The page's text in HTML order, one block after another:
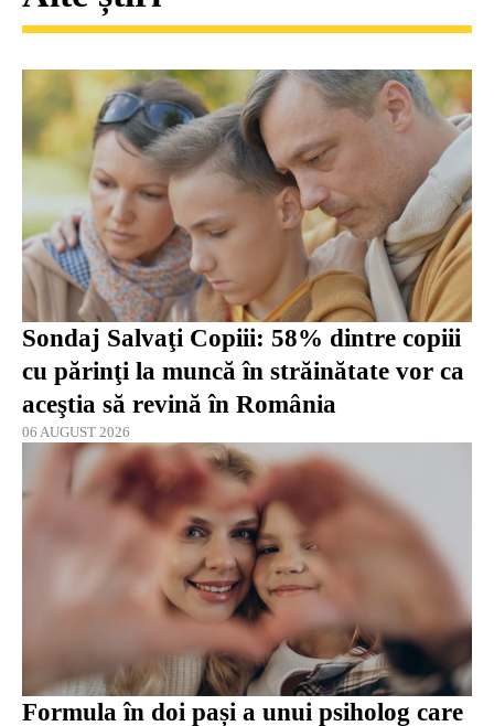
Sondaj Salvaţi Copiii: 58% dintre copiii
cu părinţi la muncă în străinătate vor ca
aceştia să revină în România
06 AUGUST 2026
Formula în doi pași a unui psiholog care